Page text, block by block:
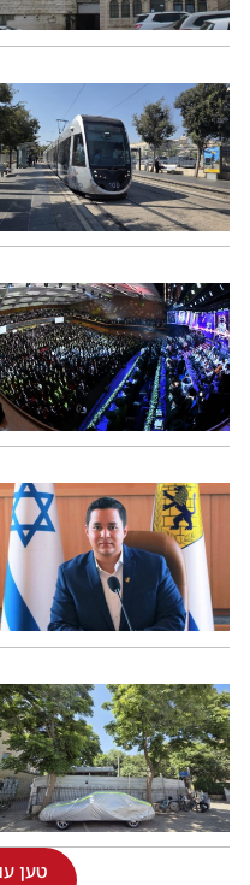
טען